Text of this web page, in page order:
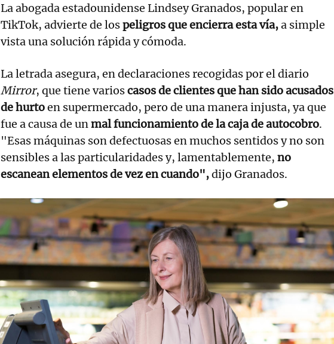
La abogada estadounidense Lindsey Granados, popular en
TikTok, advierte de lospeligros que encierra esta vía,a simple
vista una solución rápida y cómoda.
La letrada asegura, en declaraciones recogidas por el diario
Mirror, que tiene varioscasos de clientes que han sido acusados
de hurtoen supermercado, pero de una manera injusta, ya que
fue a causa de unmal funcionamiento de la caja de autocobro.
"Esas máquinas son defectuosas en muchos sentidos y no son
sensibles a las particularidades y, lamentablemente, no
escanean elementos de vez en cuando",dijo Granados.